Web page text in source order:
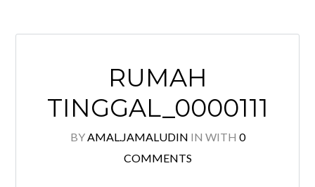
RUMAH
TINGGAL_0000111
BY AMAL.JAMALUDIN IN WITH 0
COMMENTS